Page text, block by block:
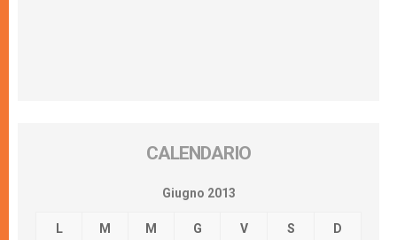
CALENDARIO
Giugno 2013
L M M G V S D